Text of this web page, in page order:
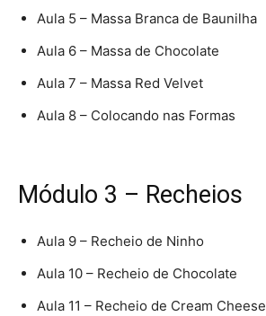
Aula 5 – Massa Branca de Baunilha
Aula 6 – Massa de Chocolate
Aula 7 – Massa Red Velvet
Aula 8 – Colocando nas Formas
Módulo 3 – Recheios
Aula 9 – Recheio de Ninho
Aula 10 – Recheio de Chocolate
Aula 11 – Recheio de Cream Cheese